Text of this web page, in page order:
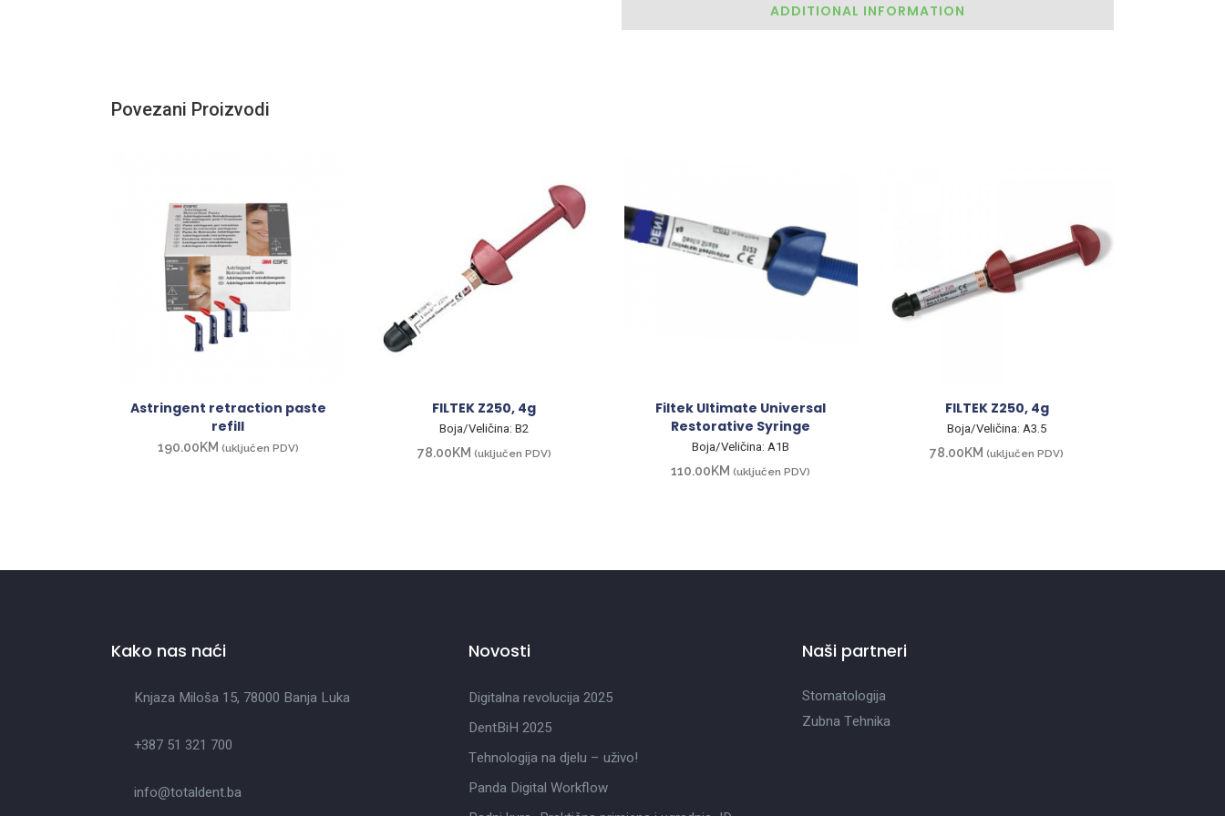
ADDITIONAL INFORMATION
Povezani Proizvodi
Astringent retraction paste
refill
190.00KM (uključen PDV)
FILTEK Z250, 4g
Boja/Veličina: B2
78.00KM (uključen PDV)
Filtek Ultimate Universal
Restorative Syringe
Boja/Veličina: A1B
110.00KM (uključen PDV)
FILTEK Z250, 4g
Boja/Veličina: A3.5
78.00KM (uključen PDV)
Kako nas naći
Knjaza Miloša 15, 78000 Banja Luka
+387 51 321 700
info@totaldent.ba
Novosti
Digitalna revolucija 2025
DentBiH 2025
Tehnologija na djelu – uživo!
Panda Digital Workflow
Naši partneri
Stomatologija
Zubna Tehnika